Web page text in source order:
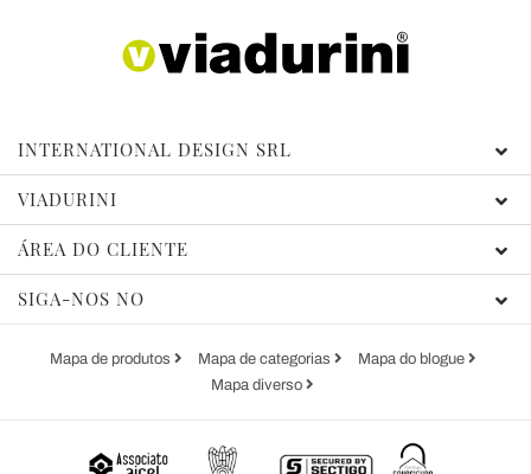
INTERNATIONAL DESIGN SRL
VIADURINI
ÁREA DO CLIENTE
SIGA-NOS NO
Mapa de produtos Mapa de categorias
Mapa do blogue
Mapa diverso